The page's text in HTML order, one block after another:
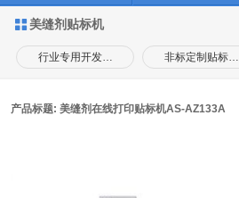
 美缝剂贴标机
行业专用开发… 非标定制贴标…
产品标题: 美缝剂在线打印贴标机AS-AZ133A